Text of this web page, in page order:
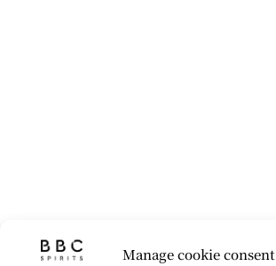
Manage cookie consent